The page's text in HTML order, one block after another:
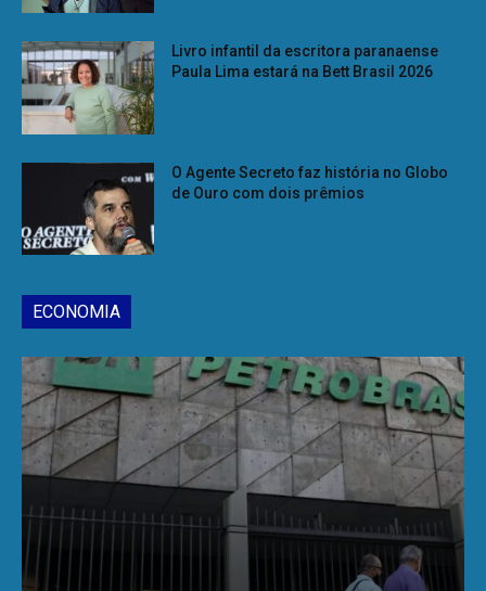
Livro infantil da escritora paranaense
Paula Lima estará na Bett Brasil 2026
O Agente Secreto faz história no Globo
de Ouro com dois prêmios
ECONOMIA